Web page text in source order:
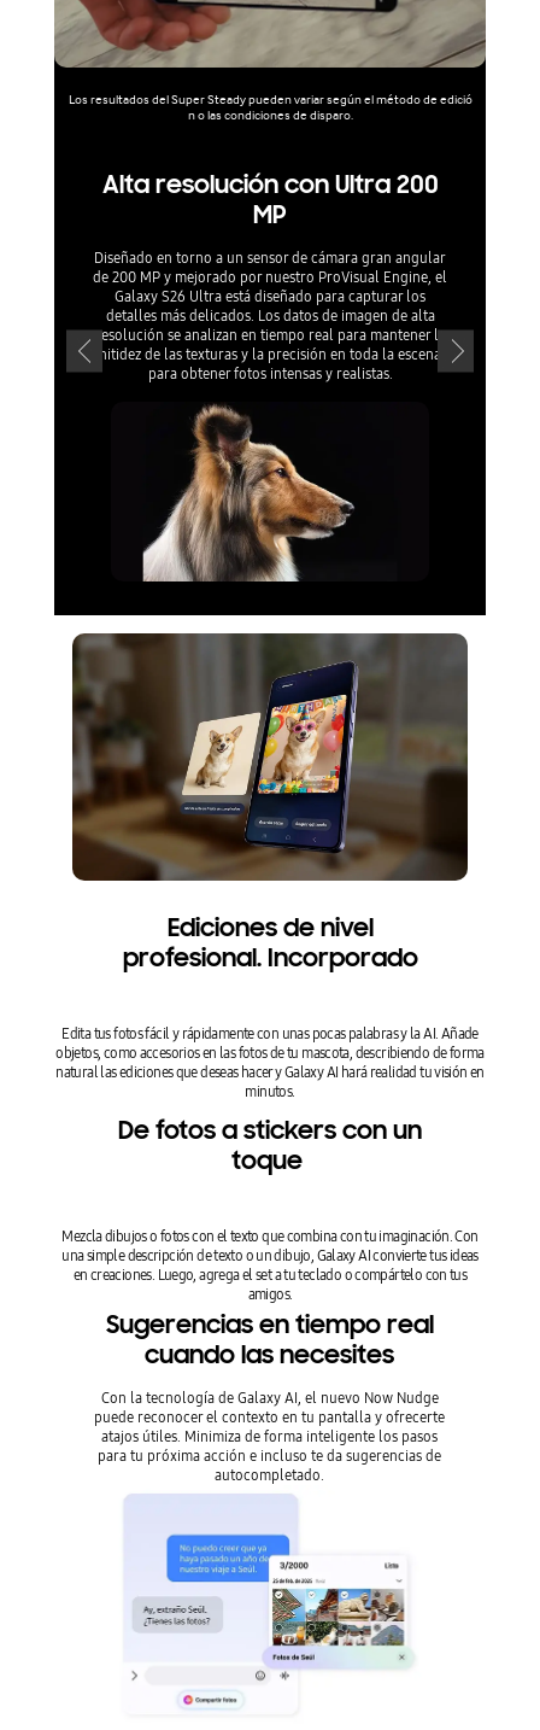
Los resultados del Super Steady pueden variar según el método de edició
n o las condiciones de disparo.
Alta resolución con Ultra 200
MP
Diseñado en torno a un sensor de cámara gran angular
de 200 MP y mejorado por nuestro ProVisual Engine, el
Galaxy S26 Ultra está diseñado para capturar los
detalles más delicados. Los datos de imagen de alta
resolución se analizan en tiempo real para mantener la
nitidez de las texturas y la precisión en toda la escena
para obtener fotos intensas y realistas.
Ediciones de nivel
profesional. Incorporado
Edita tus fotos fácil y rápidamente con unas pocas palabras y la AI. Añade
objetos, como accesorios en las fotos de tu mascota, describiendo de forma
natural las ediciones que deseas hacer y Galaxy AI hará realidad tu visión en
minutos.
De fotos a stickers con un
toque
Mezcla dibujos o fotos con el texto que combina con tu imaginación. Con
una simple descripción de texto o un dibujo, Galaxy AI convierte tus ideas
en creaciones. Luego, agrega el set a tu teclado o compártelo con tus
amigos.
Sugerencias en tiempo real
cuando las necesites
Con la tecnología de Galaxy AI, el nuevo Now Nudge
puede reconocer el contexto en tu pantalla y ofrecerte
atajos útiles. Minimiza de forma inteligente los pasos
para tu próxima acción e incluso te da sugerencias de
autocompletado.